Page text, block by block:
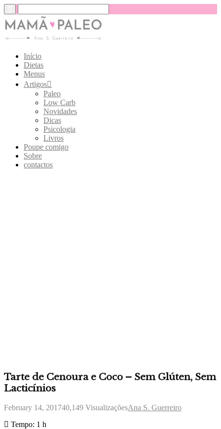
Início
Dietas
Menus
Artigos
Paleo
Low Carb
Novidades
Dicas
Psicologia
Livros
Poupe comigo
Sobre
contactos
Tarte de Cenoura e Coco – Sem Glúten, Sem
Lacticínios
February 14, 201740,149 VisualizaçõesAna S. Guerreiro
Tempo: 1 h